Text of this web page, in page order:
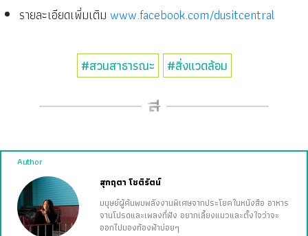
รายละเอียดเพิ่มเติม www.facebook.com/dusitcentral
#สวนสาธารณะ #สิ่งแวดล้อม
Author
สุกฤตา โชติรัตน์
มนุษย์ผู้ค้นพบพลังงานพิเศษจากประโยคในหนังสือ อาหาร
จานโปรดและเพลงที่ฟัง อยากเลี้ยงแมวและตั้งใจว่าจะ
ออกไปมองท้องฟ้าบ่อยๆ